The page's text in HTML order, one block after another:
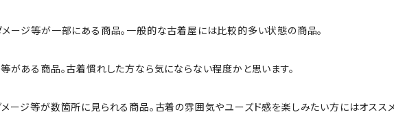
ージ等が一部にある商品。一般的な古着屋には比較的多い状態の商品。
がある商品。古着慣れした方なら気にならない程度かと思います。
ージ等が数箇所に見られる商品。古着の雰囲気やユーズド感を楽しみたい方にはオスス